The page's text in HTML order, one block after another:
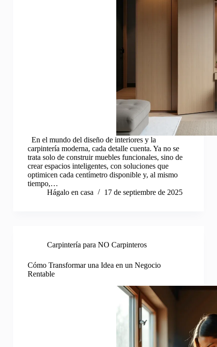
En el mundo del diseño de interiores y la
carpintería moderna, cada detalle cuenta. Ya no se
trata solo de construir muebles funcionales, sino de
crear espacios inteligentes, con soluciones que
optimicen cada centímetro disponible y, al mismo
tiempo,…
Hágalo en casa
17 de septiembre de 2025
Carpintería para NO Carpinteros
Cómo Transformar una Idea en un Negocio
Rentable